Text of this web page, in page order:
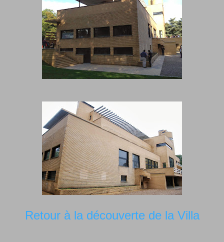
Retour à la découverte de la Villa